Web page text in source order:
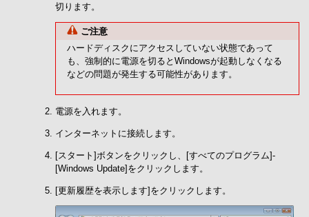
切ります。
ご注意
ハードディスクにアクセスしていない状態であって
も、強制的に電源を切るとWindowsが起動しなくなる
などの問題が発生する可能性があります。
電源を入れます。
インターネットに接続します。
[スタート]ボタンをクリックし、[すべてのプログラム]-
[Windows Update]をクリックします。
[更新履歴を表示します]をクリックします。